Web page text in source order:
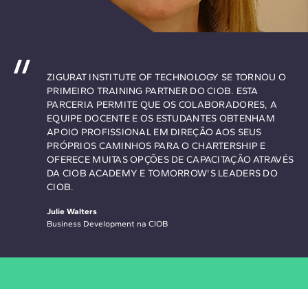
ZIGURAT INSTITUTE OF TECHNOLOGY SE TORNOU O
PRIMEIRO TRAINING PARTNER DO CIOB. ESTA
PARCERIA PERMITE QUE OS COLABORADORES, A
EQUIPE DOCENTE E OS ESTUDANTES OBTENHAM
APOIO PROFISSIONAL EM DIREÇÃO AOS SEUS
PRÓPRIOS CAMINHOS PARA O CHARTERSHIP E
OFERECE MUITAS OPÇÕES DE CAPACITAÇÃO ATRAVÉS
DA CIOB ACADEMY E TOMORROW'S LEADERS DO
CIOB.
Julie Walters
Business Development na CIOB